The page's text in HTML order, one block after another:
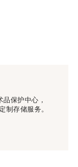
保护中心，
制存储服务。